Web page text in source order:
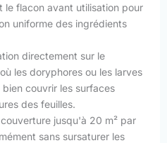
le flacon avant utilisation pour
uniforme des ingrédients
directement sur le
les doryphores ou les larves
bien couvrir les surfaces
des feuilles.
jusqu'à 20 m² par
sans sursaturer les